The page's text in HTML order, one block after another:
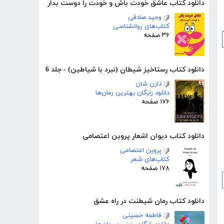
دانلود کتاب عاشق خودت باش و خودت را دوست بدار
از: وحید صادقی
کتاب‌های روانشناسی
۳۶ صفحه
دانلود کتاب رستاخیز شیطان (نبرد با شیاطین) - جلد 6
از: دارن شان
دانلود رایگان بهترین رمان‌ها
۱۷۶ صفحه
دانلود کتاب دیوان اشعار پروین اعتصامی
از: پروین اعتصامی
کتاب‌های شعر
۱۷۸ صفحه
دانلود کتاب رمان شیطنت در راه عشق
از: فاطمه حسینی